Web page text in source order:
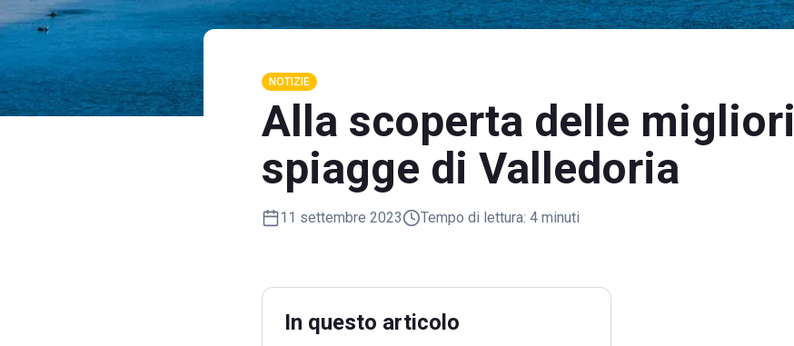
NOTIZIE
Alla scoperta delle migliori
spiagge di Valledoria
11 settembre 2023 Tempo di lettura: 4 minuti
In questo articolo